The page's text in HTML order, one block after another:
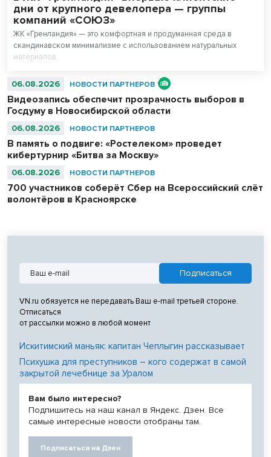
дни от крупного девелопера — группы
компаний «СОЮЗ»
ЖК «Гренландия» — это комфортная и продуманная среда в
скандинавском минимализме с использованием натуральных
материалов.
06.08.2026 НОВОСТИ ПАРТНЕРОВ
Видеозапись обеспечит прозрачность выборов в
Госдуму в Новосибирской области
06.08.2026 НОВОСТИ ПАРТНЕРОВ
В память о подвиге: «Ростелеком» проведет
кибертурнир «Битва за Москву»
06.08.2026 НОВОСТИ ПАРТНЕРОВ
700 участников соберёт Сбер на Всероссийский слёт
волонтёров в Красноярске
VN.ru обязуется не передавать Ваш e-mail третьей стороне.
Отписаться
от рассылки можно в любой момент
Искитимский маньяк: капитан Чеплыгин рассказывает
Психушка для преступников – кого содержат в самой
закрытой лечебнице за Уралом
Вам было интересно?
Подпишитесь на наш канал в Яндекс. Дзен. Все
самые интересные новости отобраны там.
Подписаться на Дзен